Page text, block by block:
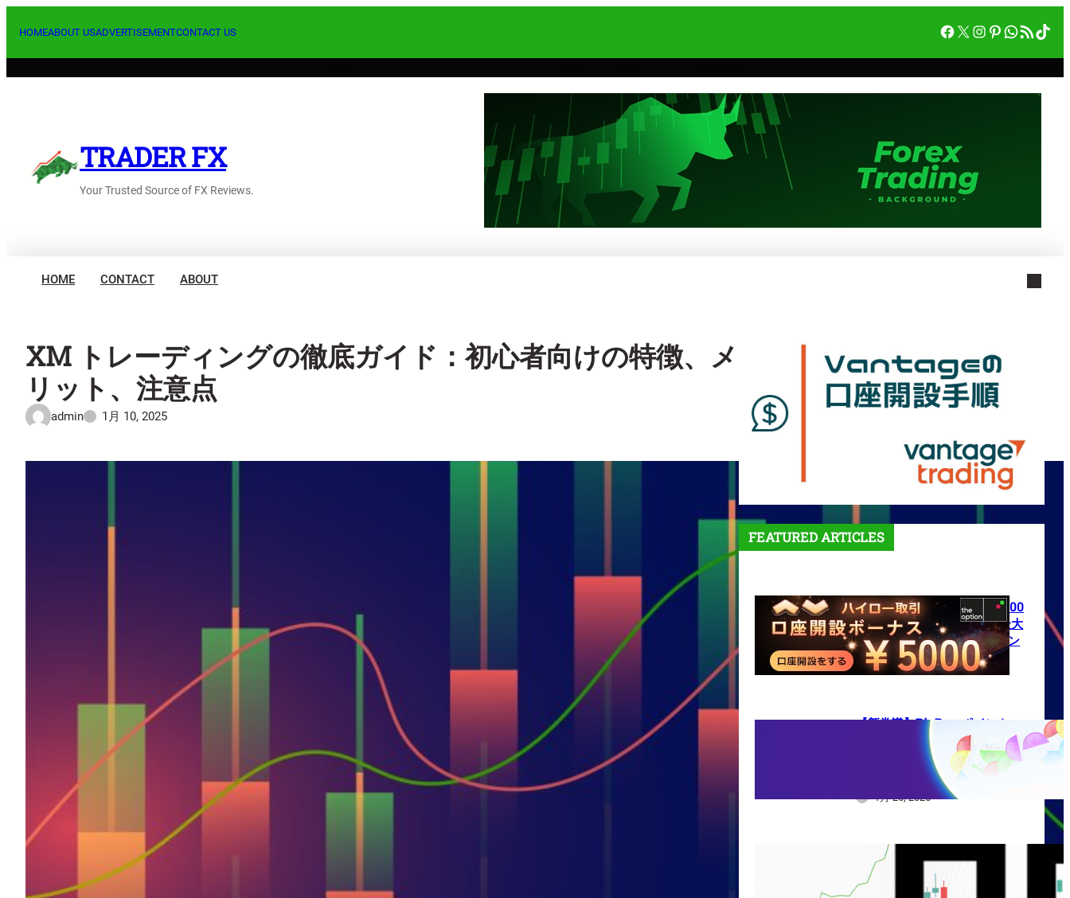
HOMEABOUT USADVERTISEMENTCONTACT US Facebook
X Instagram
Pinterest
RSS フィード
TRADER FX
Your Trusted Source of FX Reviews.
HOME CONTACT ABOUT
XM トレーディングの徹底ガイド：初心者向けの特徴、メ
リット、注意点
admin 1月 10, 2025
FEATURED ARTICLES
【theoption】口座開設で5,000
円！さらに仮想通貨入金で最大
10%還元の超豪華キャンペーン
1月 27, 2026
【新常識】BigBossポイント
（BBP）を使い倒せ！取引のた
びに還元される豪華特典のすべ
1月 26, 2026
HFMは日本人でも使えますか？